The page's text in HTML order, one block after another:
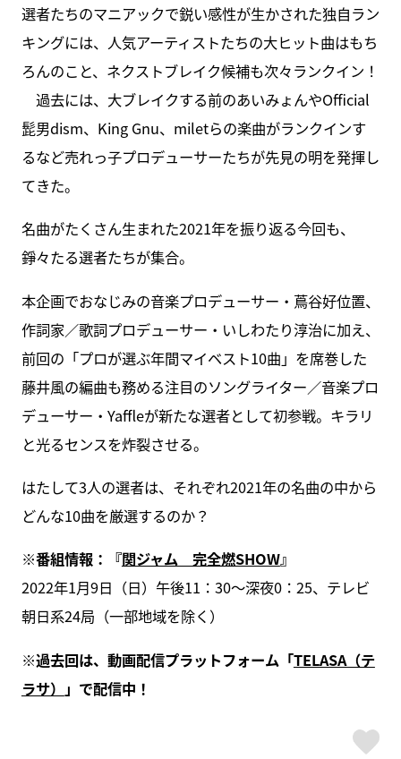
選者たちのマニアックで鋭い感性が生かされた独自ラン
キングには、人気アーティストたちの大ヒット曲はもち
ろんのこと、ネクストブレイク候補も次々ランクイン！
過去には、大ブレイクする前のあいみょんやOfficial
髭男dism、King Gnu、miletらの楽曲がランクインす
るなど売れっ子プロデューサーたちが先見の明を発揮し
てきた。
名曲がたくさん生まれた2021年を振り返る今回も、
錚々たる選者たちが集合。
本企画でおなじみの音楽プロデューサー・蔦谷好位置、
作詞家／歌詞プロデューサー・いしわたり淳治に加え、
前回の「プロが選ぶ年間マイベスト10曲」を席巻した
藤井風の編曲も務める注目のソングライター／音楽プロ
デューサー・Yaffleが新たな選者として初参戦。キラリ
と光るセンスを炸裂させる。
はたして3人の選者は、それぞれ2021年の名曲の中から
どんな10曲を厳選するのか？
※番組情報：『関ジャム 完全燃SHOW』
2022年1月9日（日）午後11：30～深夜0：25、テレビ
朝日系24局（一部地域を除く）
※過去回は、動画配信プラットフォーム「TELASA（テ
ラサ） 」で配信中！